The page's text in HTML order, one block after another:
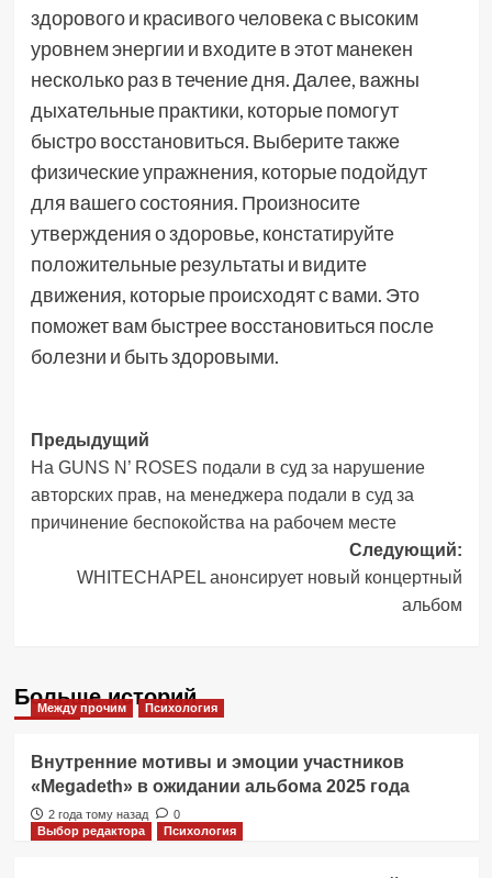
здорового и красивого человека с высоким
уровнем энергии и входите в этот манекен
несколько раз в течение дня. Далее, важны
дыхательные практики, которые помогут
быстро восстановиться. Выберите также
физические упражнения, которые подойдут
для вашего состояния. Произносите
утверждения о здоровье, констатируйте
положительные результаты и видите
движения, которые происходят с вами. Это
поможет вам быстрее восстановиться после
болезни и быть здоровыми.
Навигация
записи
Предыдущий
На GUNS N’ ROSES подали в суд за нарушение
авторских прав, на менеджера подали в суд за
причинение беспокойства на рабочем месте
Следующий:
WHITECHAPEL анонсирует новый концертный
альбом
Больше историй
Между прочим Психология
Внутренние мотивы и эмоции участников
«Megadeth» в ожидании альбома 2025 года
2 года тому назад
0
Выбор редактора
Психология